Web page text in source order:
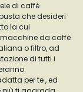
di caffè
che desideri
la cui
da caffè
o filtro, ad
di tutti i
per te , ed